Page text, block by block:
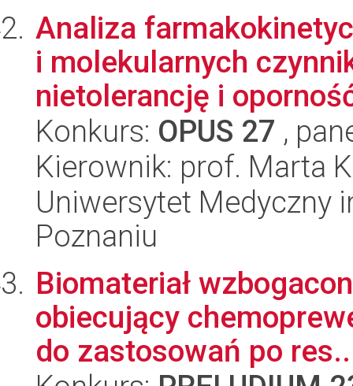
Analiza
i molekularnych
nietolerancję i
Konkurs: OPUS 27 ,
Kierownik: prof. Marta
Uniwersytet Medyczny
Poznaniu
Biomateriał
obiecujący
do zastosowań po